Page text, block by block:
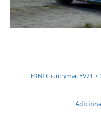
MINI Countryman YV71 +